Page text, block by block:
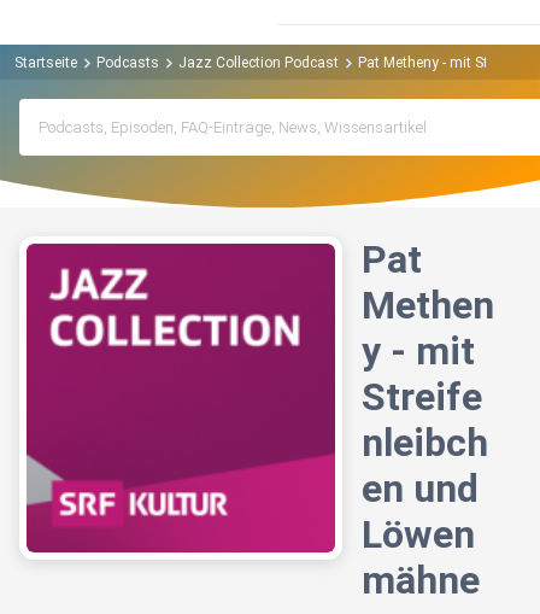
Startseite Podcasts Jazz Collection Podcast Pat Metheny - mit
Pat
Methen
y - mit
Streife
nleibch
en und
Löwen
mähne